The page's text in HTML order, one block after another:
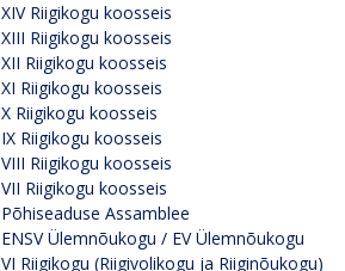
XIV Riigikogu koosseis
XIII Riigikogu koosseis
XII Riigikogu koosseis
XI Riigikogu koosseis
X Riigikogu koosseis
IX Riigikogu koosseis
VIII Riigikogu koosseis
VII Riigikogu koosseis
Põhiseaduse Assamblee
ENSV Ülemnõukogu / EV Ülemnõukogu
VI Riigikogu (Riigivolikogu ja Riiginõukogu)